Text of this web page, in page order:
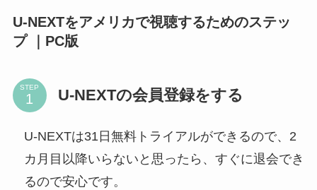
U-NEXTをアメリカで視聴するためのステッ
プ ｜PC版
STEP U-NEXTの会員登録をする
U-NEXTは31日無料トライアルができるので、2
カ月目以降いらないと思ったら、すぐに退会でき
るので安心です。